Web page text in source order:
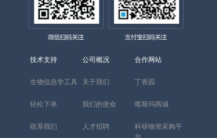
技术支持
生物信息学工具
轻松下单
联系我们
公司概况
关于我们
我们的使命
人才招聘
合作网站
丁香园
喀斯玛商城
科研物资采购平